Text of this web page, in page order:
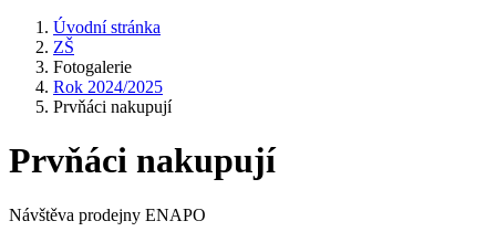
Úvodní stránka
ZŠ
Fotogalerie
Rok 2024/2025
Prvňáci nakupují
Prvňáci nakupují
Návštěva prodejny ENAPO